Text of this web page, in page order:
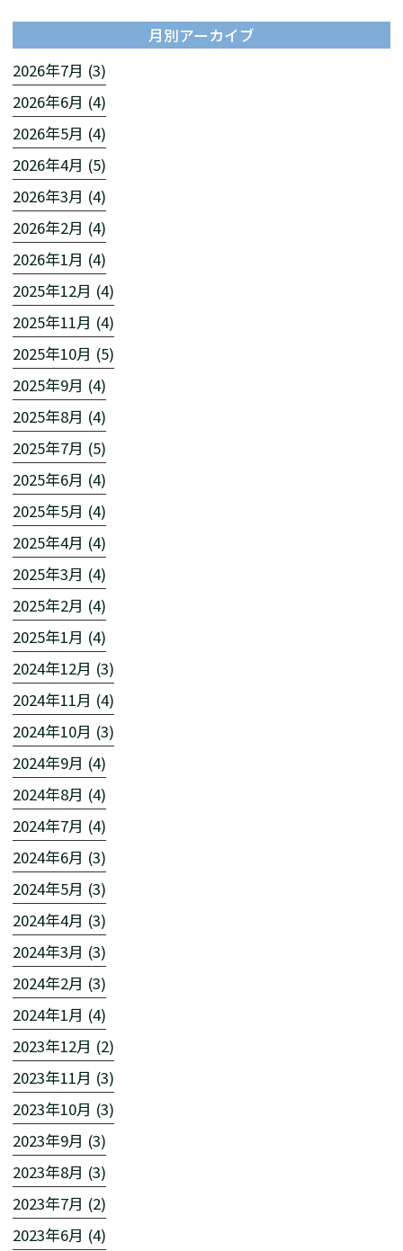
月別アーカイブ
2026年7月 (3)
2026年6月 (4)
2026年5月 (4)
2026年4月 (5)
2026年3月 (4)
2026年2月 (4)
2026年1月 (4)
2025年12月 (4)
2025年11月 (4)
2025年10月 (5)
2025年9月 (4)
2025年8月 (4)
2025年7月 (5)
2025年6月 (4)
2025年5月 (4)
2025年4月 (4)
2025年3月 (4)
2025年2月 (4)
2025年1月 (4)
2024年12月 (3)
2024年11月 (4)
2024年10月 (3)
2024年9月 (4)
2024年8月 (4)
2024年7月 (4)
2024年6月 (3)
2024年5月 (3)
2024年4月 (3)
2024年3月 (3)
2024年2月 (3)
2024年1月 (4)
2023年12月 (2)
2023年11月 (3)
2023年10月 (3)
2023年9月 (3)
2023年8月 (3)
2023年7月 (2)
2023年6月 (4)